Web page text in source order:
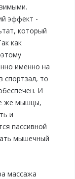
эффект -
который
как
именно на
спортзал, то
И
же мышцы,
и
пассивной
мышечный
массажа